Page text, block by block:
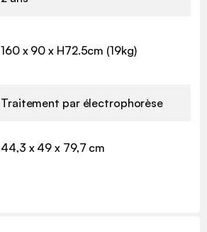
160 x 90 x H72.5cm (19kg)
Traitement par électrophorèse
44,3 x 49 x 79,7 cm